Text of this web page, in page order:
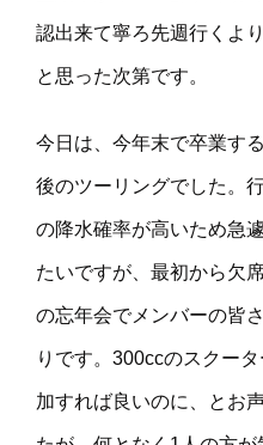
認出来て寧ろ先週行くよ
と思った次第です。
今日は、今年末で卒業す
後のツーリングでした。
の降水確率が高いため急
たいですが、最初から欠
の忘年会でメンバーの皆
りです。300ccのスクー
加すれば良いのに、とお